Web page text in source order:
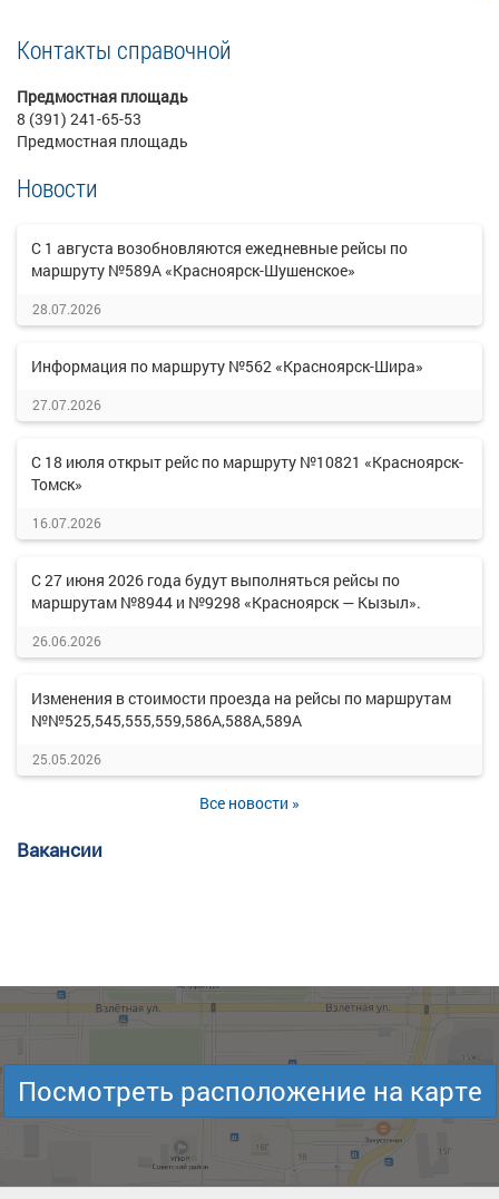
Контакты справочной
Предмостная площадь
8 (391) 241-65-53
Предмостная площадь
Новости
С 1 августа возобновляются ежедневные рейсы по
маршруту №589А «Красноярск-Шушенское»
28.07.2026
Информация по маршруту №562 «Красноярск-Шира»
27.07.2026
С 18 июля открыт рейс по маршруту №10821 «Красноярск-
Томск»
16.07.2026
С 27 июня 2026 года будут выполняться рейсы по
маршрутам №8944 и №9298 «Красноярск — Кызыл».
26.06.2026
Изменения в стоимости проезда на рейсы по маршрутам
№№525,545,555,559,586А,588А,589А
25.05.2026
Все новости »
Вакансии
Посмотреть расположение на карте